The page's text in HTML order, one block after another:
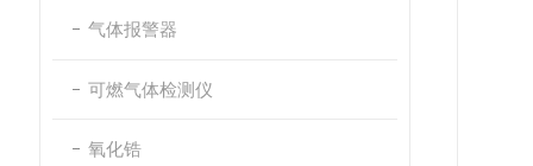
气体报警器
可燃气体检测仪
氧化锆